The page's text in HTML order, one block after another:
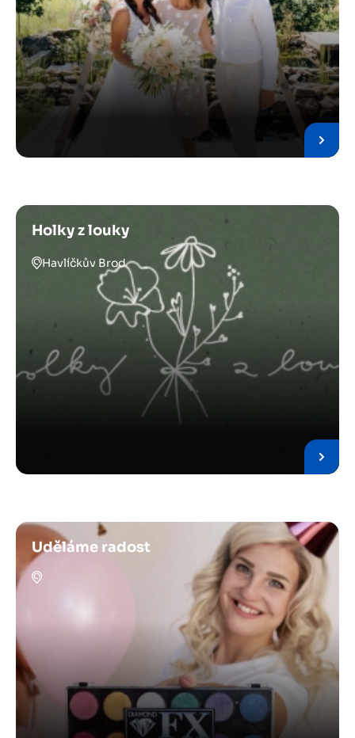
Holky z louky
Havlíčkův Brod
Uděláme radost